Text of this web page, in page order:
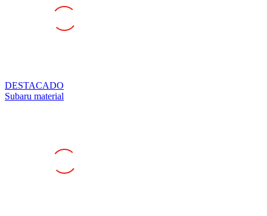
Subaru material